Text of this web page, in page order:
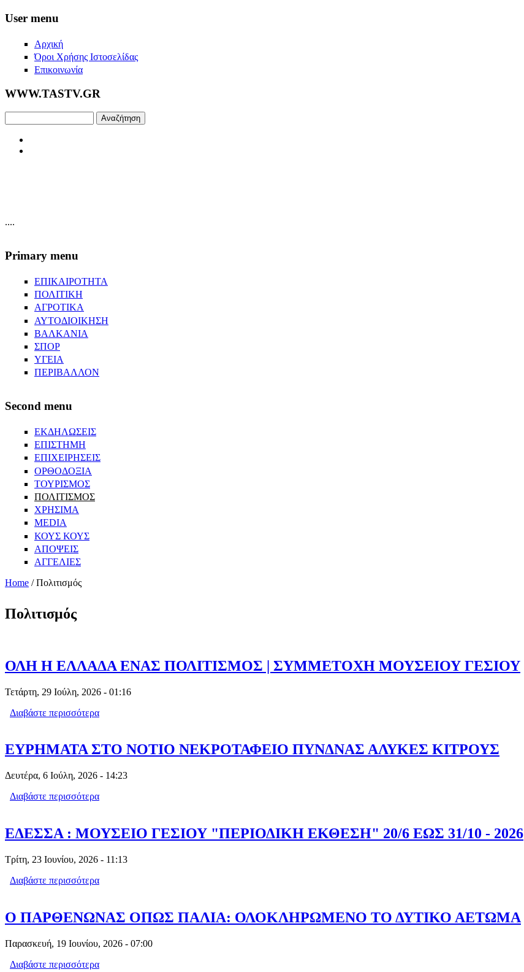
Skip to main content
User menu
Αρχική
Όροι Χρήσης Ιστοσελίδας
Επικοινωνία
WWW.TASTV.GR
....
Primary menu
ΕΠΙΚΑΙΡΟΤΗΤΑ
ΠΟΛΙΤΙΚΗ
ΑΓΡΟΤΙΚΑ
ΑΥΤΟΔΙΟΙΚΗΣΗ
ΒΑΛΚΑΝΙΑ
ΣΠΟΡ
ΥΓΕΙΑ
ΠΕΡΙΒΑΛΛΟΝ
Second menu
ΕΚΔΗΛΩΣΕΙΣ
ΕΠΙΣΤΗΜΗ
ΕΠΙΧΕΙΡΗΣΕΙΣ
ΟΡΘΟΔΟΞΙΑ
ΤΟΥΡΙΣΜΟΣ
ΠΟΛΙΤΙΣΜΟΣ
ΧΡΗΣΙΜΑ
MEDIA
ΚΟΥΣ ΚΟΥΣ
ΑΠΟΨΕΙΣ
ΑΓΓΕΛΙΕΣ
Home / Πολιτισμός
Πολιτισμός
ΟΛΗ Η ΕΛΛΑΔΑ ΕΝΑΣ ΠΟΛΙΤΙΣΜΟΣ | ΣΥΜΜΕΤΟΧΗ ΜΟΥΣΕΙΟΥ ΓΕΣΙΟΥ
Τετάρτη, 29 Ιούλη, 2026 - 01:16
Διαβάστε περισσότερα
ΕΥΡΗΜΑΤΑ ΣΤΟ ΝΟΤΙΟ ΝΕΚΡΟΤΑΦΕΙΟ ΠΥΝΔΝΑΣ ΑΛΥΚΕΣ ΚΙΤΡΟΥΣ
Δευτέρα, 6 Ιούλη, 2026 - 14:23
Διαβάστε περισσότερα
ΕΔΕΣΣΑ : ΜΟΥΣΕΙΟ ΓΕΣΙΟΥ "ΠΕΡΙΟΔΙΚΗ ΕΚΘΕΣΗ" 20/6 ΕΩΣ 31/10 - 2026
Τρίτη, 23 Ιουνίου, 2026 - 11:13
Διαβάστε περισσότερα
Ο ΠΑΡΘΕΝΩΝΑΣ ΟΠΩΣ ΠΑΛΙΑ: ΟΛΟΚΛΗΡΩΜΕΝΟ ΤΟ ΔΥΤΙΚΟ ΑΕΤΩΜΑ
Παρασκευή, 19 Ιουνίου, 2026 - 07:00
Διαβάστε περισσότερα